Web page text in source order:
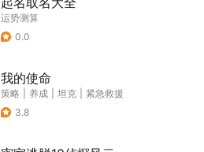
运势测算
0.0
我的使命
策略 养成 坦克
紧急救援
3.8